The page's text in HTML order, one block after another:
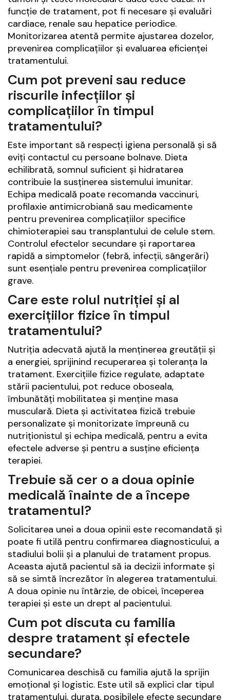
funcție de tratament, pot fi necesare și evaluări
cardiace, renale sau hepatice periodice.
Monitorizarea atentă permite ajustarea dozelor,
prevenirea complicațiilor și evaluarea eficienței
tratamentului.
Cum pot preveni sau reduce
riscurile infecțiilor și
complicațiilor în timpul
tratamentului?
Este important să respecți igiena personală și să
eviți contactul cu persoane bolnave. Dieta
echilibrată, somnul suficient și hidratarea
contribuie la susținerea sistemului imunitar.
Echipa medicală poate recomanda vaccinuri,
profilaxie antimicrobiană sau medicamente
pentru prevenirea complicațiilor specifice
chimioterapiei sau transplantului de celule stem.
Controlul efectelor secundare și raportarea
rapidă a simptomelor (febră, infecții, sângerări)
sunt esențiale pentru prevenirea complicațiilor
grave.
Care este rolul nutriției și al
exercițiilor fizice în timpul
tratamentului?
Nutriția adecvată ajută la menținerea greutății și
a energiei, sprijinind recuperarea și toleranța la
tratament. Exercițiile fizice regulate, adaptate
stării pacientului, pot reduce oboseala,
îmbunătăți mobilitatea și menține masa
musculară. Dieta și activitatea fizică trebuie
personalizate și monitorizate împreună cu
nutriționistul și echipa medicală, pentru a evita
efectele adverse și pentru a susține eficiența
terapiei.
Trebuie să cer o a doua opinie
medicală înainte de a începe
tratamentul?
Solicitarea unei a doua opinii este recomandată și
poate fi utilă pentru confirmarea diagnosticului, a
stadiului bolii și a planului de tratament propus.
Aceasta ajută pacientul să ia decizii informate și
să se simtă încrezător în alegerea tratamentului.
A doua opinie nu întârzie, de obicei, începerea
terapiei și este un drept al pacientului.
Cum pot discuta cu familia
despre tratament și efectele
secundare?
Comunicarea deschisă cu familia ajută la sprijin
emoțional și logistic. Este util să explici clar tipul
tratamentului, durata, posibilele efecte secundare